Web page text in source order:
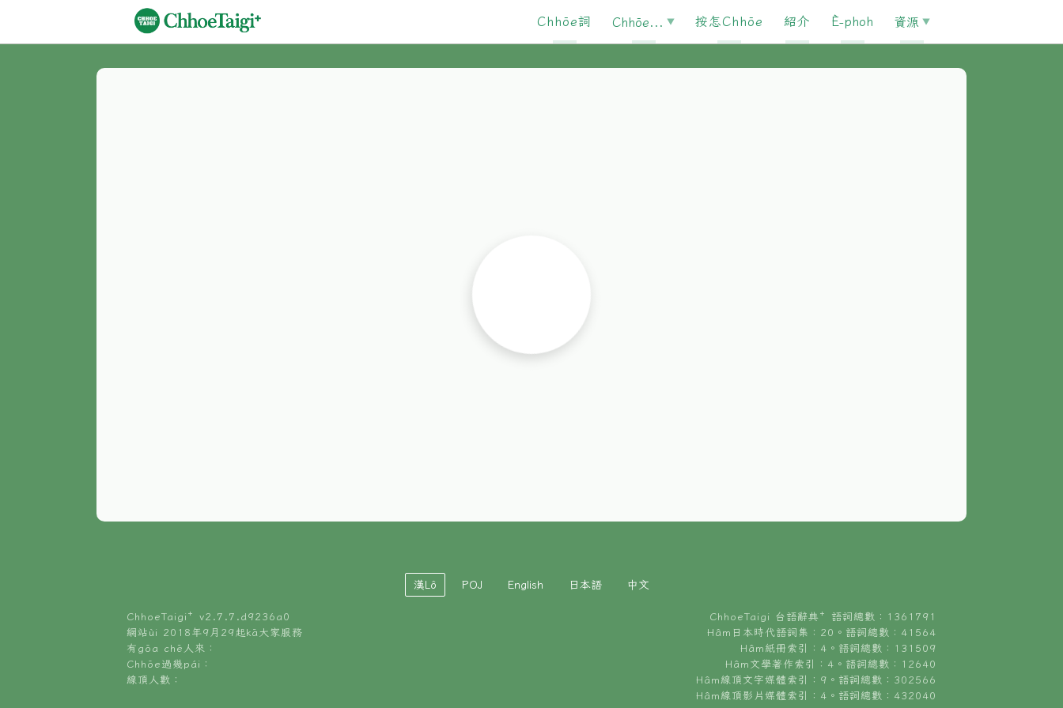
Chhōe詞 Chhōe... 按怎Chhōe 紹介 È-phoh 資源
漢Lô POJ English 日本語 中文
ChhoeTaigi⁺ v2.7.7.d9236a0
網站ùi 2018年9月29起kā大家服務
有gōa chē人來：
Chhōe過幾pái：
線頂人數：
ChhoeTaigi 台語辭典⁺ 語詞總數：1361791
Hâm日本時代語詞集：20。語詞總數：41564
Hâm紙冊索引：4。語詞總數：131509
Hâm文學著作索引：4。語詞總數：12640
Hâm線頂文字媒體索引：9。語詞總數：302566
Hâm線頂影片媒體索引：4。語詞總數：432040